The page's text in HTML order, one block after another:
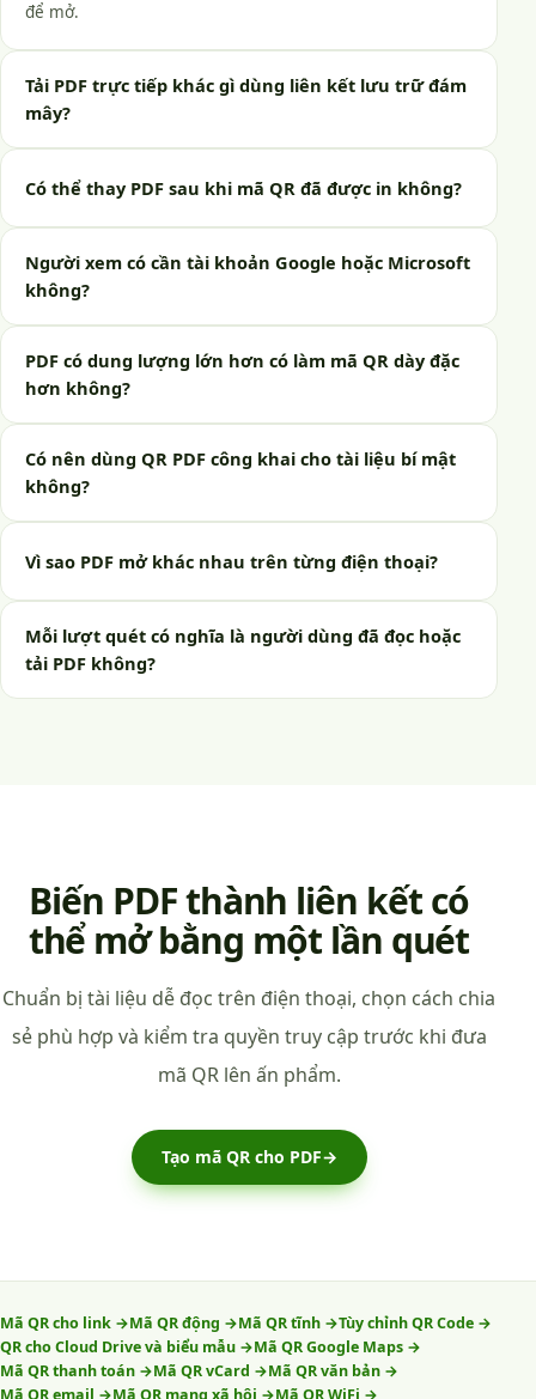
để mở.
Tải PDF trực tiếp khác gì dùng liên kết lưu trữ đám
mây?
Có thể thay PDF sau khi mã QR đã được in không?
Người xem có cần tài khoản Google hoặc Microsoft
không?
PDF có dung lượng lớn hơn có làm mã QR dày đặc
hơn không?
Có nên dùng QR PDF công khai cho tài liệu bí mật
không?
Vì sao PDF mở khác nhau trên từng điện thoại?
Mỗi lượt quét có nghĩa là người dùng đã đọc hoặc
tải PDF không?
Biến PDF thành liên kết có
thể mở bằng một lần quét
Chuẩn bị tài liệu dễ đọc trên điện thoại, chọn cách chia
sẻ phù hợp và kiểm tra quyền truy cập trước khi đưa
mã QR lên ấn phẩm.
Tạo mã QR cho PDF→
Mã QR cho link →Mã QR động →Mã QR tĩnh →Tùy chỉnh QR Code →
QR cho Cloud Drive và biểu mẫu →Mã QR Google Maps →
Mã QR thanh toán →Mã QR vCard →Mã QR văn bản →
Mã QR email →Mã QR mạng xã hội →Mã QR WiFi →